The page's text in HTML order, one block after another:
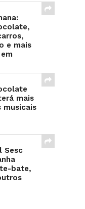
e mais
mais
musicais
Sesc
bate,